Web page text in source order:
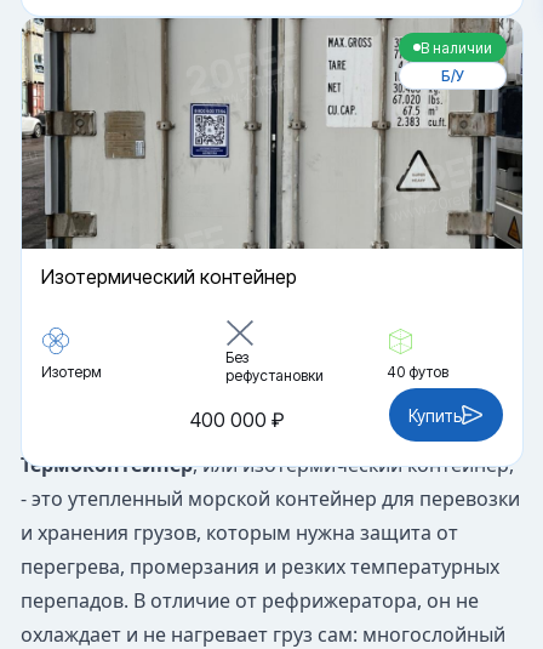
В наличии
Б/У
Изотермический контейнер
Изотерм
Без
рефустановки
40 футов
400 000 ₽ Купить
Термоконтейнер, или изотермический контейнер,
- это утепленный морской контейнер для перевозки
и хранения грузов, которым нужна защита от
перегрева, промерзания и резких температурных
перепадов. В отличие от рефрижератора, он не
охлаждает и не нагревает груз сам: многослойный